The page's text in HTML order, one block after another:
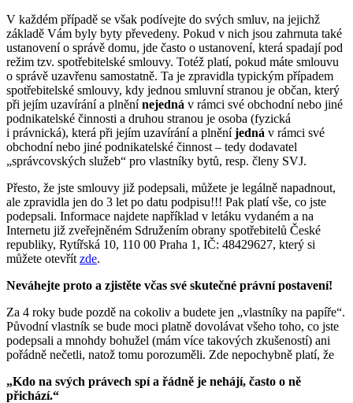
V každém případě se však podívejte do svých smluv, na jejichž
základě Vám byly byty převedeny. Pokud v nich jsou zahrnuta také
ustanovení o správě domu, jde často o ustanovení, která spadají pod
režim tzv. spotřebitelské smlouvy. Totéž platí, pokud máte smlouvu
o správě uzavřenu samostatně. Ta je zpravidla typickým případem
spotřebitelské smlouvy, kdy jednou smluvní stranou je občan, který
při jejím uzavírání a plněnínejedná v rámci své obchodní nebo jiné
podnikatelské činnosti a druhou stranou je osoba (fyzická
i právnická), která při jejím uzavírání a plněníjedná v rámci své
obchodní nebo jiné podnikatelské činnost – tedy dodavatel
„správcovských služeb“ pro vlastníky bytů, resp. členy SVJ.
Přesto, že jste smlouvy již podepsali, můžete je legálně napadnout,
ale zpravidla jen do 3 let po datu podpisu!!! Pak platí vše, co jste
podepsali. Informace najdete například v letáku vydaném a na
Internetu již zveřejněném Sdružením obrany spotřebitelů České
republiky, Rytířská 10, 110 00 Praha 1, IČ: 48429627, který si
můžete otevřít zde.
Neváhejte proto a zjistěte včas své skutečné právní postavení!
Za 4 roky bude pozdě na cokoliv a budete jen „vlastníky na papíře“.
Původní vlastník se bude moci platně dovolávat všeho toho, co jste
podepsali a mnohdy bohužel (mám více takových zkušeností) ani
pořádně nečetli, natož tomu porozuměli. Zde nepochybně platí, že
„Kdo na svých právech spí a řádně je nehájí, často o ně
přichází.“